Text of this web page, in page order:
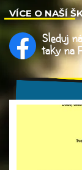
VÍCE O NAŠÍ
Sleduj
taky na